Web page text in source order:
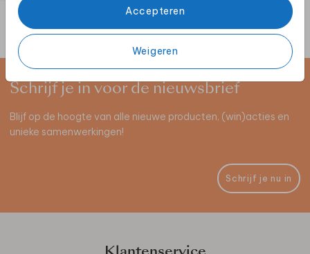
Accepteren
Weigeren
Schrijf je in voor de nieuwsbrief
Blijf op de hoogte van alle nieuwe producten, (win)acties en
unieke samenwerkingen!
Schrijf je nu in